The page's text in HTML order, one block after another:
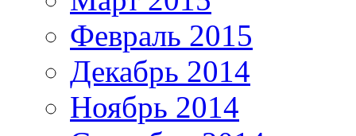
Февраль 2015
Декабрь 2014
Ноябрь 2014